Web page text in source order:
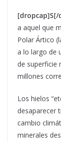
[dropcap]S[/
a aquel que
Polar Ártico
a lo largo de
de superficie
millones
Los hielos
desaparecer
cambio
minerales